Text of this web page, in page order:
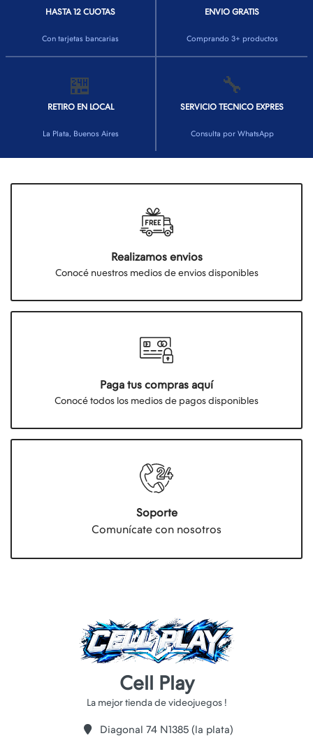
HASTA 12 CUOTAS
Con tarjetas bancarias
ENVIO GRATIS
Comprando 3+ productos
🏪
RETIRO EN LOCAL
La Plata, Buenos Aires
🔧
SERVICIO TECNICO EXPRES
Consulta por WhatsApp
Realizamos envios
Conocé nuestros medios de envios disponibles
Paga tus compras aquí
Conocé todos los medios de pagos disponibles
Soporte
Comunícate con nosotros
Cell Play
Diagonal 74 N1385 (la plata)